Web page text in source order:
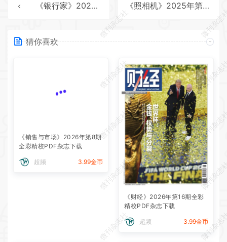
《银行家》2025年第9期全彩精校PDF杂志下载 《照相机》2025年第8期全彩精校PDF杂志下载
猜你喜欢
《销售与市场》2026年第8期
全彩精校PDF杂志下载
超频 3.99金币
《财经》2026年第16期全彩
精校PDF杂志下载
超频 3.99金币
微刊杂志社
微刊杂
微刊杂志社
微刊杂
微刊杂志社
微刊杂
微刊杂志社
微刊杂
微刊杂志社
微刊杂